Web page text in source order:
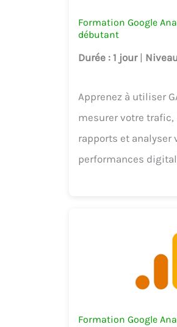
Formation Google
débutant
Durée : 1 jour |
Apprenez à utiliser
mesurer votre trafic,
rapports et analyser
performances
Formation Google